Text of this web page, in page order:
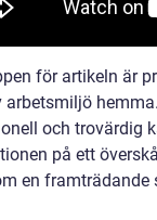
för artikeln är
arbetsmiljö
och trovärdig
på ett
en framträdande